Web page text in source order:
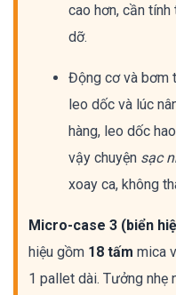
cao hơn, cần
dỡ.
Động cơ và bơm
leo dốc và lúc
hàng, leo dốc
vậy chuyện sạc
xoay ca, không
Micro-case 3 (biển
hiệu gồm 18 tấm mica
1 pallet dài. Tưởng nhẹ